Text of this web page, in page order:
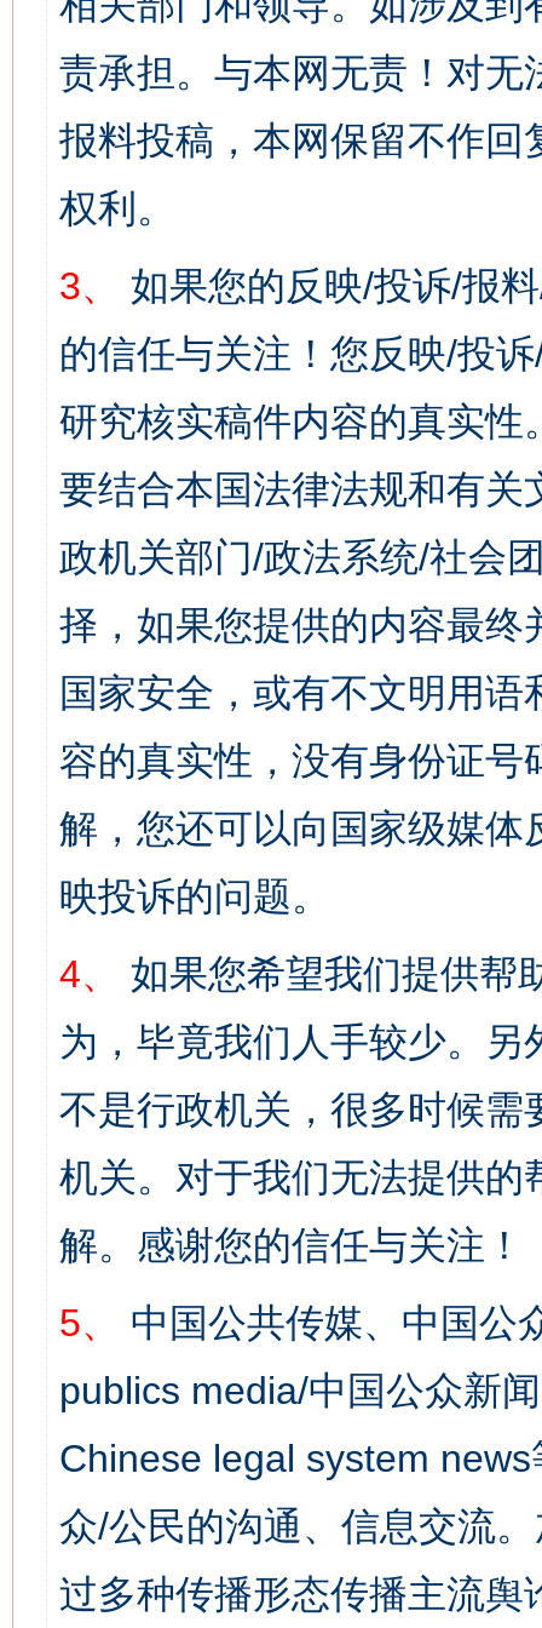
责承担。与本网无责！对
报料投稿，本网保留不作
权利。
3、
如果您的反映/投诉/报
的信任与关注！您反映/投
研究核实稿件内容的真实
要结合本国法律法规和有关
政机关部门/政法系统/社会
择，如果您提供的内容最
国家安全，或有不文明用
容的真实性，没有身份证
解，您还可以向国家级媒
映投诉的问题。
4、
如果您希望我们提供帮
为，毕竟我们人手较少。
不是行政机关，很多时候
机关。对于我们无法提供
解。感谢您的信任与关注！
5、
中国公共传媒、中国公
publics media/中国公众新
Chinese legal system
众/公民的沟通、信息交流
过多种传播形态传播主流